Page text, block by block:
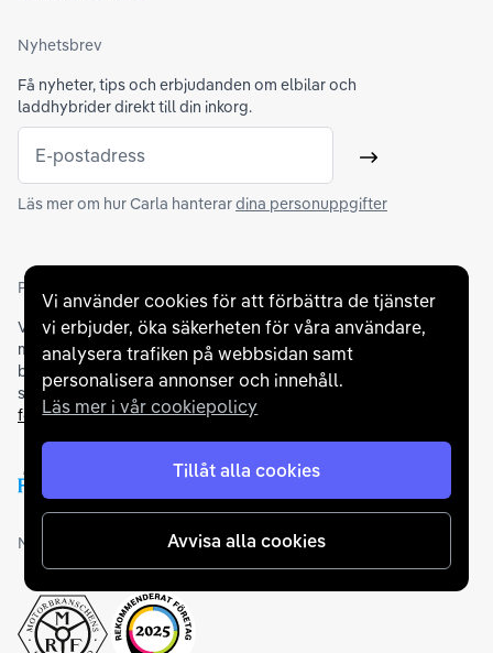
Vi använder cookies för att förbättra de tjänster
vi erbjuder, öka säkerheten för våra användare,
analysera trafiken på webbsidan samt
personalisera annonser och innehåll.
Läs mer i vår cookiepolicy
Tillåt alla cookies
Avvisa alla cookies
Nyhetsbrev
Få nyheter, tips och erbjudanden om elbilar och
laddhybrider direkt till din inkorg.
E-postadress Skicka
Läs mer om hur Carla hanterardina personuppgifter
Partners och betallösningar
Vi samarbetar medflertalet banker för att erbjuda dig bästa
möjliga finansieringslösning och stödjer en rad olika
betalningsmetoder. För att du ska känna dig trygg vid ditt köp
samarbetar vi med Folksam och AutoConcept gällande
försäkringar och garantier.
Medlemskap och utmärkelser